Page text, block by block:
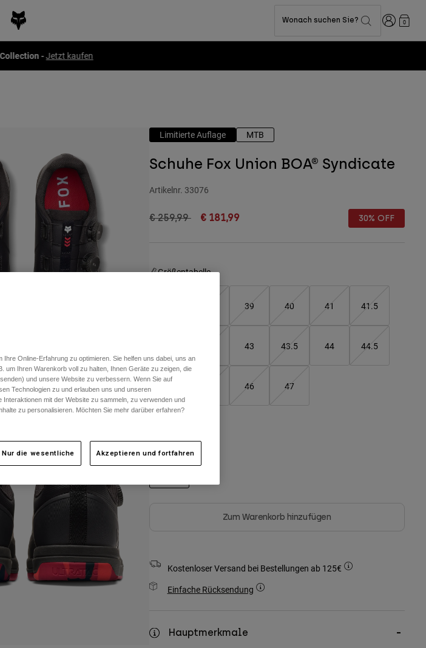
Wonach suchen Sie? Anmelden
0
Collection -Jetzt kaufen
Limitierte Auflage MTB
Schuhe Fox Union BOA® Syndicate
Artikelnr. 33076
Price reduced from
€ 259,99to€ 181,99 30% OFF
Größentabelle
39 40 41 41.5
43 43.5 44 44.5
46 47
Zum Warenkorb hinzufügen
Kostenloser Versand bei Bestellungen ab 125€
Einfache Rücksendung
Hauptmerkmale
Online-Erfahrung zu optimieren. Sie helfen uns dabei, uns an
um Ihren Warenkorb voll zu halten, Ihnen Geräte zu zeigen, die
und unsere Website zu verbessern. Wenn Sie auf
Technologien zu und erlauben uns und unseren
mit der Website zu sammeln, zu verwenden und
zu personalisieren. Möchten Sie mehr darüber erfahren?
Nur die wesentliche Akzeptieren und fortfahren